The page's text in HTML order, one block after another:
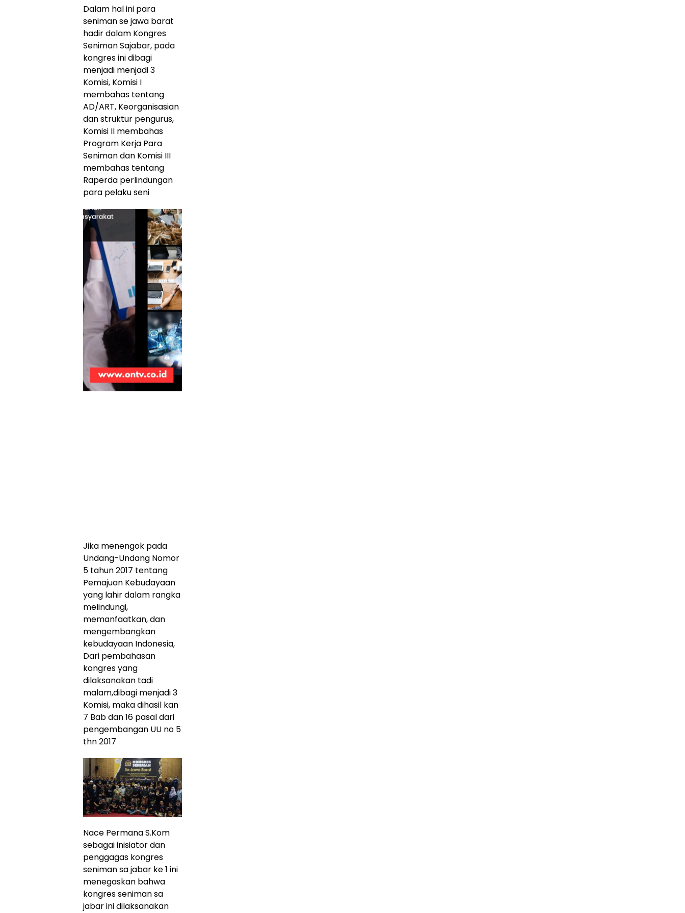
Dalam hal ini para
seniman se jawa barat
hadir dalam Kongres
Seniman Sajabar, pada
kongres ini dibagi
menjadi menjadi 3
Komisi, Komisi I
membahas tentang
AD/ART, Keorganisasian
dan struktur pengurus,
Komisi II membahas
Program Kerja Para
Seniman dan Komisi III
membahas tentang
Raperda perlindungan
para pelaku seni
Jika menengok pada
Undang-Undang Nomor
5 tahun 2017 tentang
Pemajuan Kebudayaan
yang lahir dalam rangka
melindungi,
memanfaatkan, dan
mengembangkan
kebudayaan Indonesia,
Dari pembahasan
kongres yang
dilaksanakan tadi
malam,dibagi menjadi 3
Komisi, maka dihasil kan
7 Bab dan 16 pasal dari
pengembangan UU no 5
thn 2017
Nace Permana S.Kom
sebagai inisiator dan
penggagas kongres
seniman sa jabar ke 1 ini
menegaskan bahwa
kongres seniman sa
jabar ini dilaksanakan